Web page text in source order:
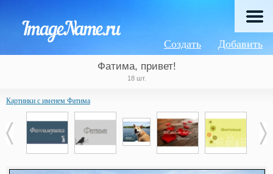
Добавить
Создать
Фатима, привет!
18 шт.
Картинки с именем Фатима